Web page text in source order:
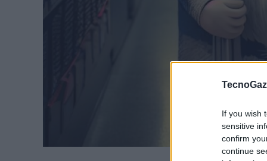
If you wish
sensitive
confirm
continue